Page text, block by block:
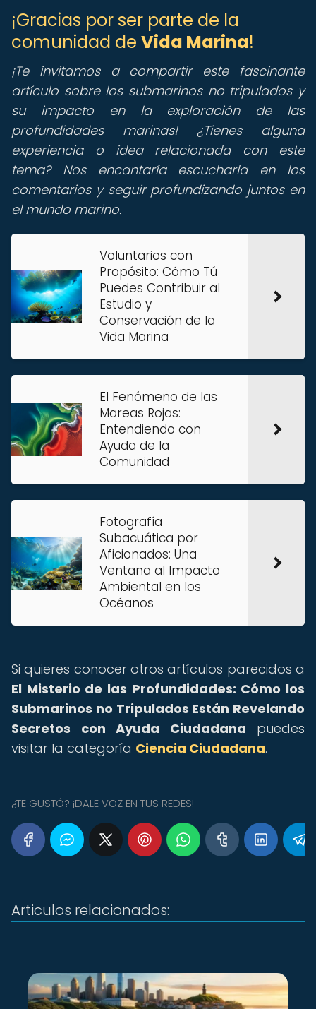
¡Gracias por ser parte de la
comunidad de Vida Marina!
¡Te invitamos a compartir este fascinante
artículo sobre los submarinos no tripulados y
su impacto en la exploración de las
profundidades marinas! ¿Tienes alguna
experiencia o idea relacionada con este
tema? Nos encantaría escucharla en los
comentarios y seguir profundizando juntos en
el mundo marino.
Voluntarios con
Propósito: Cómo Tú
Puedes Contribuir al
Estudio y
Conservación de la
Vida Marina
El Fenómeno de las
Mareas Rojas:
Entendiendo con
Ayuda de la
Comunidad
Fotografía
Subacuática por
Aficionados: Una
Ventana al Impacto
Ambiental en los
Océanos
Si quieres conocer otros artículos parecidos a
El Misterio de las Profundidades: Cómo los
Submarinos no Tripulados Están Revelando
Secretos con Ayuda Ciudadana puedes
visitar la categoría Ciencia Ciudadana.
¿TE GUSTÓ? ¡DALE VOZ EN TUS REDES!
Articulos relacionados: